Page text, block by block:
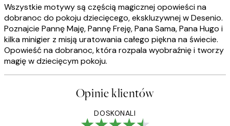
Wszystkie motywy są częścią magicznej opowieści na
dobranoc do pokoju dziecięcego, ekskluzywnej w Desenio.
Poznajcie Pannę Maję, Pannę Freję, Pana Sama, Pana Hugo i
kilka minigier z misją uratowania całego piękna na świecie.
Opowieść na dobranoc, która rozpala wyobraźnię i tworzy
magię w dziecięcym pokoju.
Opinie klientów
DOSKONALI